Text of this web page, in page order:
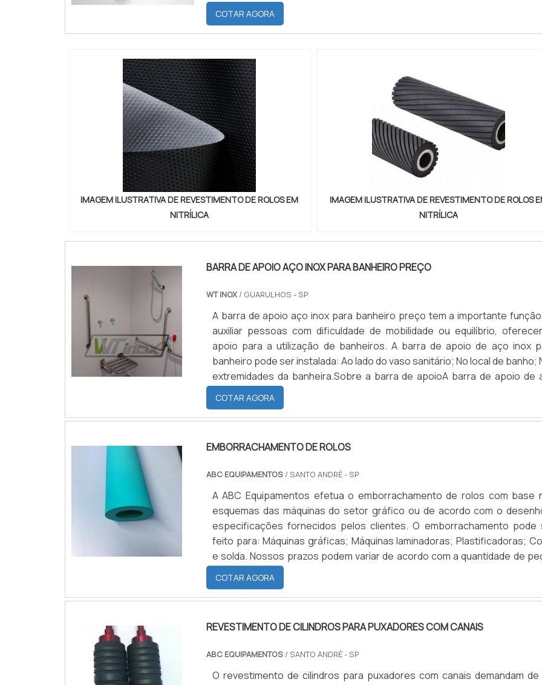
apresenta como características a excelente resistência a abrasão e
aderência aos metais, boa resistência ao rasgamento, boa
deformação perante compressão, boa resiliência, boa
resistência aos ácidos, a nitrílica possui uma boa resistência tanto
ácidos diluídos como para os concentrados.Quanto aos
revestimento de nitrílica possui excelente resistência aos
alifáticos como a gasolina, muito boa resistência a óleos lubrificantes,
em relação aos hidrocarbonetos aromáticos como toluol e pouca
aos oxigenados como cetonas. O revestimento de borracha para rolos é
material macio e frágil que necessita de alguns cuidados para
comprometer a vida útil do revestimento como: manter os
protegidos de luz, evitar o emprego de cilindros voláteis como:
Acetona; Tolueno. Todos os revestimentos são danificados pela ação
óleo, somente o grau de resistência varia. CONTATE A MELHOR EMPRESA
em contato para ter o melhor atendimento e conseguir o melhor produto
Industriais. ...
COTAR AGORA
IMAGEM ILUSTRATIVA DE REVESTIMENTO DE ROLOS EM
NITRÍLICA
IMAGEM ILUSTRATIVA DE REVESTIMENTO DE ROLOS
NITRÍLICA
BARRA DE APOIO AÇO INOX PARA BANHEIRO PREÇO
WT INOX/ GUARULHOS - SP
A barra de apoio aço inox para banheiro preço tem a importante
auxiliar pessoas com dificuldade de mobilidade ou equilíbrio,
apoio para a utilização de banheiros. A barra de apoio de aço inox
banheiro pode ser instalada: Ao lado do vaso sanitário; No local de banho;
extremidades da banheira.Sobre a barra de apoioA barra de apoio de
inox para banheiro pode ser produzida nos mais variados
modelos, de acordo com as preferências e necessidades de cada usu.
COTAR AGORA
EMBORRACHAMENTO DE ROLOS
ABC EQUIPAMENTOS/ SANTO ANDRÉ - SP
A ABC Equipamentos efetua o emborrachamento de rolos com base
esquemas das máquinas do setor gráfico ou de acordo com o
especificações fornecidos pelos clientes. O emborrachamento pode
feito para: Máquinas gráficas; Máquinas laminadoras; Plastificadoras;
e solda. Nossos prazos podem variar de acordo com a quantidade de
solicitadas, tipo de material e outras variáveis como prazo de entrega
nossos fornecedores de matéria prima. FIQUE ATENTO AOS CUIDADOS
O EMBORRACHAMENTOQuando for necessário apoiar o cilindro, fazer
tinta utilizada na impressão seque sobre a superfície da borracha, pois
prática compromete a vida útil do revestimento. O emborrachamento
irregular, pode vir a ocasionar descolamentos, trincas e pequenos
COTAR AGORA
REVESTIMENTO DE CILINDROS PARA PUXADORES COM CANAIS
ABC EQUIPAMENTOS/ SANTO ANDRÉ - SP
O revestimento de cilindros para puxadores com canais demandam de